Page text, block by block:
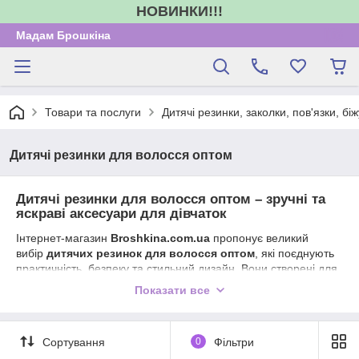
НОВИНКИ!!!
Мадам Брошкіна
Товари та послуги Дитячі резинки, заколки, пов'язки,
Дитячі резинки для волосся оптом
Дитячі резинки для волосся оптом – зручні та
яскраві аксесуари для дівчаток
Інтернет-магазин Broshkina.com.ua пропонує великий
вибір дитячих резинок для волосся оптом , які поєднують
практичність, безпеку та стильний дизайн. Вони створені для
щоденного використання, шкільних занять, святкових зачісок
👧Переваги дитячих резинок для волосся:
міцні та еластичні матеріали, що не пошкоджують
Показати все
Сортування 0 Фільтри